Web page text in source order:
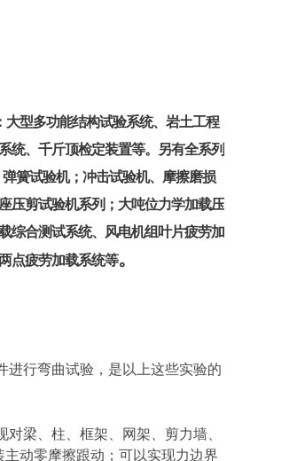
型多功能结构试验系统、岩土工程
统、千斤顶检定装置等。另有全系列
簧试验机；冲击试验机、摩擦磨损
压剪试验机系列；大吨位力学加载压
综合测试系统、风电机组叶片疲劳加
点疲劳加载系统等。
进行弯曲试验，是以上这些实验的
梁、柱、框架、网架、剪力墙、
动零摩擦跟动；可以实现力边界